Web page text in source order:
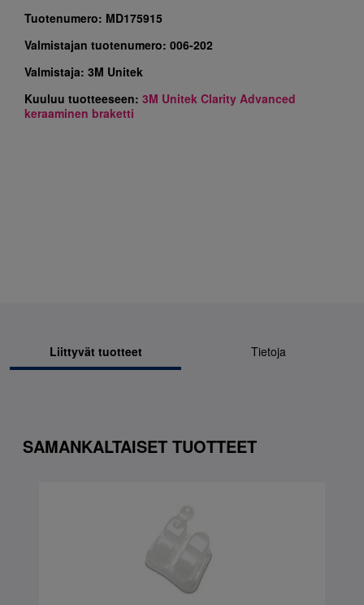
Tuotenumero: MD175915
Valmistajan tuotenumero: 006-202
Valmistaja: 3M Unitek
Kuuluu tuotteeseen: 3M Unitek Clarity Advanced
keraaminen braketti
Liittyvät tuotteet Tietoja
SAMANKALTAISET TUOTTEET